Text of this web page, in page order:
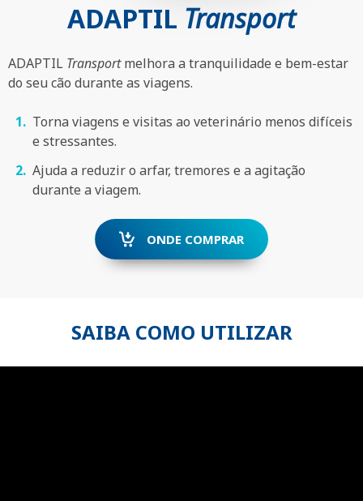
ADAPTIL Transport
ADAPTIL Transportmelhora a tranquilidade e bem-estar
do seu cão durante as viagens.
Torna viagens e visitas ao veterinário menos difíceis
e stressantes.
Ajuda a reduzir o arfar, tremores e a agitação
durante a viagem.
ONDE COMPRAR
SAIBA COMO UTILIZAR